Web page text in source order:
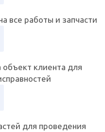
все работы и запчасти
клиента для
для проведения